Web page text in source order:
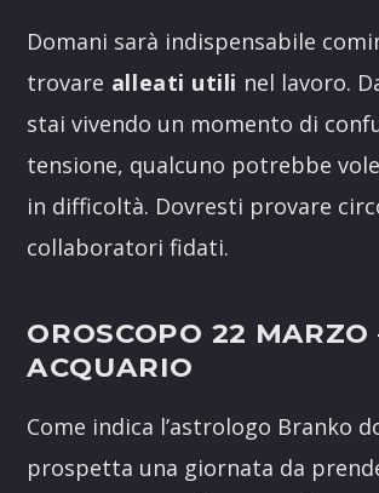
Domani sarà indispensabile
trovare alleati utili nel lavoro.
stai vivendo un momento di
tensione, qualcuno potrebbe
in difficoltà. Dovresti provare
collaboratori fidati.
OROSCOPO 22 MARZO
ACQUARIO
Come indica l’astrologo Branko
prospetta una giornata da